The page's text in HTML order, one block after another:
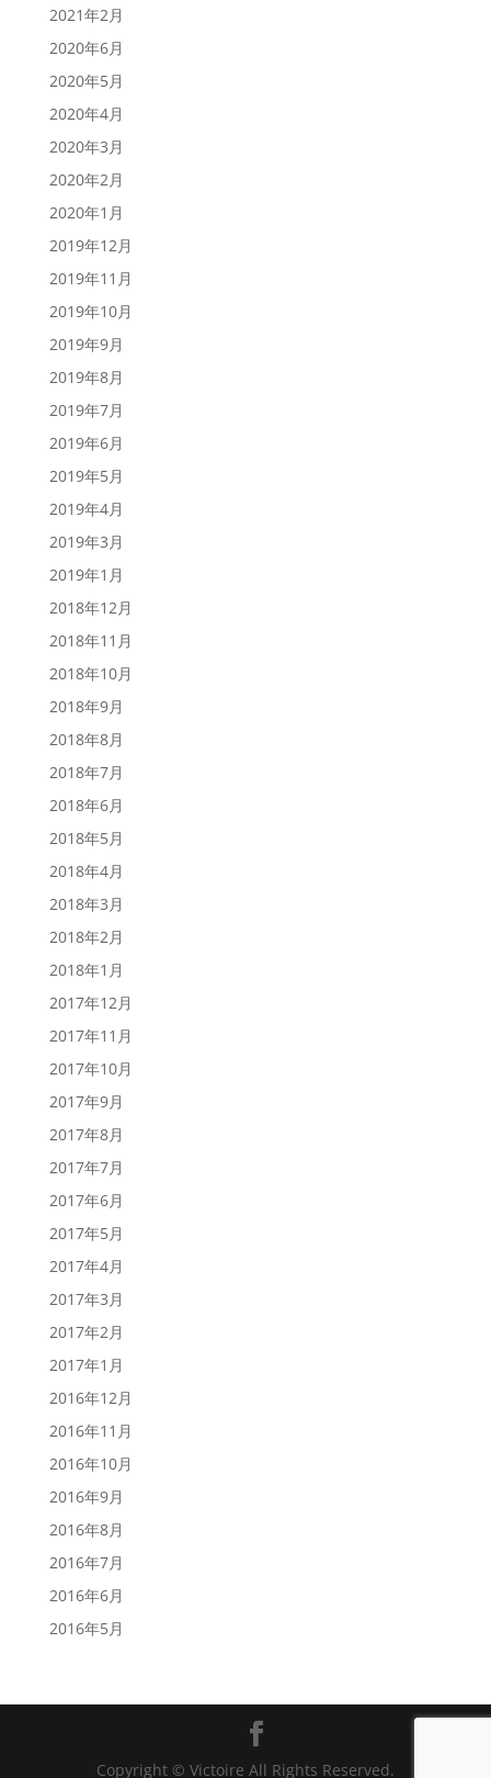
2021年2月
2020年6月
2020年5月
2020年4月
2020年3月
2020年2月
2020年1月
2019年12月
2019年11月
2019年10月
2019年9月
2019年8月
2019年7月
2019年6月
2019年5月
2019年4月
2019年3月
2019年1月
2018年12月
2018年11月
2018年10月
2018年9月
2018年8月
2018年7月
2018年6月
2018年5月
2018年4月
2018年3月
2018年2月
2018年1月
2017年12月
2017年11月
2017年10月
2017年9月
2017年8月
2017年7月
2017年6月
2017年5月
2017年4月
2017年3月
2017年2月
2017年1月
2016年12月
2016年11月
2016年10月
2016年9月
2016年8月
2016年7月
2016年6月
2016年5月
Copyright © Victoire All Rights Reserved.